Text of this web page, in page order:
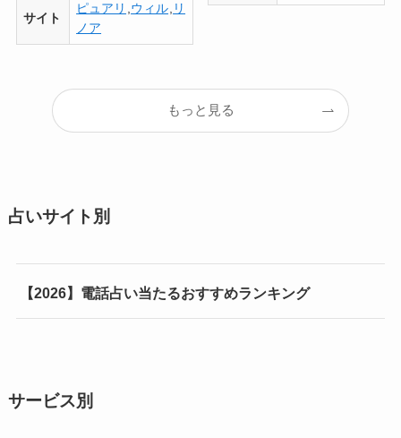
サイト
ピュアリ ,ウィル, リ
ノア
もっと見る
占いサイト別
【2026】電話占い当たるおすすめランキング
サービス別